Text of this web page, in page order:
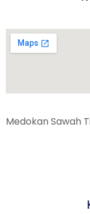
Medokan Sawah